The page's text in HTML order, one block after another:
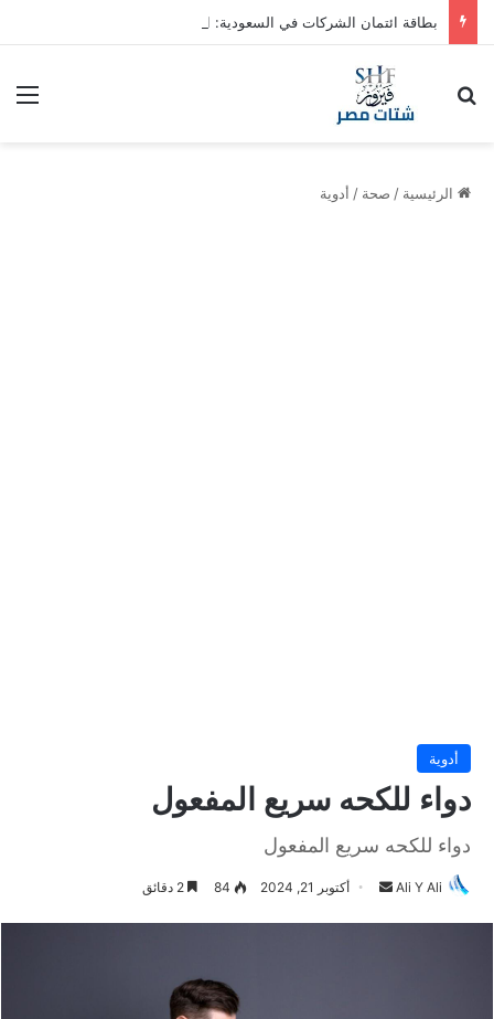
بطاقة ائتمان الشركات في السعودية: الشروط والمزايا
بحث عن
الرئيسية / صحة / أدوية
أدوية
دواء للكحه سريع المفعول
دواء للكحه سريع المفعول
Ali Y Ali أكتوبر 21, 2024 84